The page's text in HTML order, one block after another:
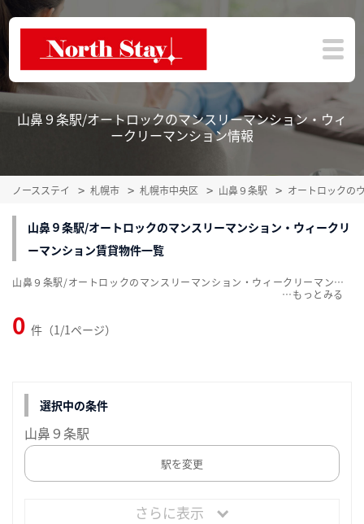
山鼻９条駅/オートロックのマンスリーマンション・ウィ
ークリーマンション情報
ノースステイ 札幌市 札幌市中央区 山鼻９条駅 オートロックの
山鼻９条駅/オートロックのマンスリーマンション・ウィークリ
ーマンション賃貸物件一覧
0 件（1/1ページ）
山鼻９条駅/オートロックのマンスリーマンション・ウィークリーマンション賃貸物件一覧を掲載中。敷金・礼金無料、家具・家電付をご紹介。こだわり条件での絞込みも簡単！
…
選択中の条件
山鼻９条駅
駅を変更
さらに表示